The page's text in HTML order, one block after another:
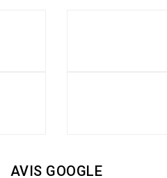
AVIS GOOGLE